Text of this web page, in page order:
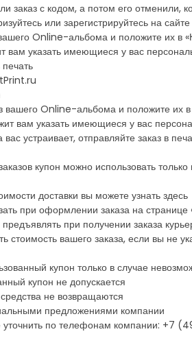
заказ с кодом, а потом его отменили,
или зарегистрируйтесь на
Online-альбома и положите их в
вам указать имеющиеся у вас
Online-альбома и положите их
вам указать имеющиеся у вас
устраивает, отправляйте заказ в
купон можно использовать
доставки вы можете узнать здесь
при оформлении заказа на странице
при получении заказа
вашего заказа, если вы не
купон только в случае
купон не допускается
не возвращаются
предложениями компании
уточнить по телефонам компании: